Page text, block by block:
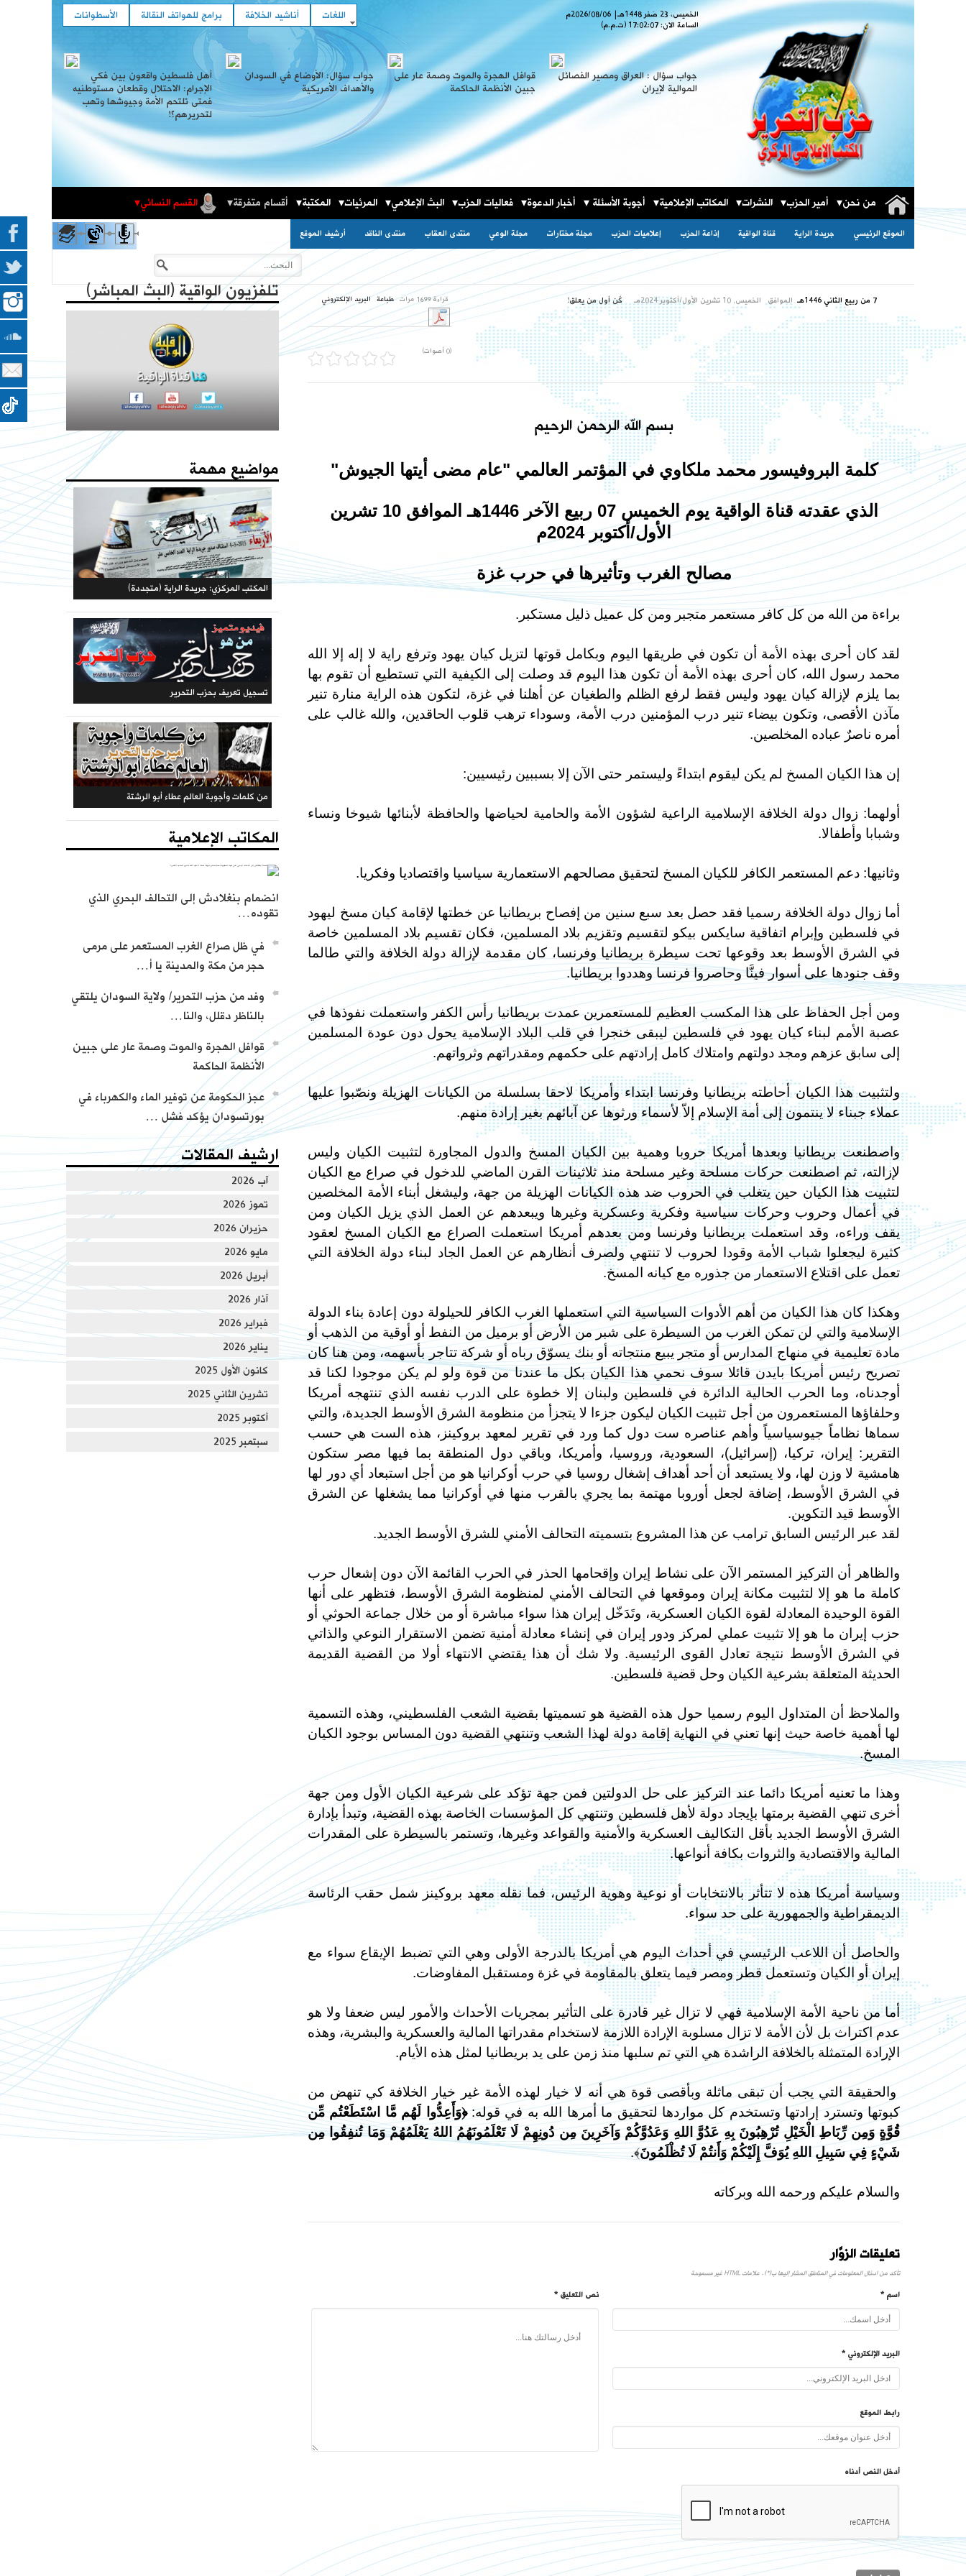
الخميس، 23 صَفر 1448 هـ 2026/08/06م
الساعة الان:17:02:09 (ت.م.م)
الأسطوانات برامج للهواتف النقالة أناشيد الخلافة اللغات
جواب سؤال : العراق ومصير الفصائل
الموالية لإيران
قوافل الهجرة والموت وصمة عار على
جبين الأنظمة الحاكمة
جواب سؤال: الأوضاع في السودان
والأهداف الأمريكية
أهل فلسطين واقعون بين فكي
الإجرام: الاحتلال وقطعان مستوطنيه
فمتى تلتحم الأمة وجيوشها وتهب
لتحريرهم؟!
من نحن أمير الحزب النشرات المكاتب الإعلامية أجوبة الأسئلة أخبار الدعوة فعاليات الحزب البث الإعلامي المرئيات المكتبة أقسام متفرقة القسم النسائي
الموقع الرئيسي جريدة الراية قناة الواقية إذاعة الحزب إعلاميات الحزب مجلة مختارات مجلة الوعي منتدى العقاب منتدى الناقد أرشيف الموقع
7 من ربيع الثاني 1446هـ الموافق الخميس, 10 تشرين الأول/أكتوبر 2024مـ كٌن أول من يعلق! قراءة 1699 مرات طباعة البريد الإلكتروني
(0 أصوات)
بسم الله الرحمن الرحيم
كلمة البروفيسور محمد ملكاوي في المؤتمر العالمي "عام مضى أيتها الجيوش"
الذي عقدته قناة الواقية يوم الخميس 07 ربيع الآخر 1446هـ الموافق 10 تشرين
الأول/أكتوبر 2024م
مصالح الغرب وتأثيرها في حرب غزة
براءة من الله من كل كافر مستعمر متجبر ومن كل عميل ذليل مستكبر.
لقد كان أحرى بهذه الأمة أن تكون في طريقها اليوم وبكامل قوتها لتزيل كيان يهود وترفع راية لا إله إلا الله
محمد رسول الله، كان أحرى بهذه الأمة أن تكون هذا اليوم قد وصلت إلى الكيفية التي تستطيع أن تقوم بها
بما يلزم لإزالة كيان يهود وليس فقط لرفع الظلم والطغيان عن أهلنا في غزة، لتكون هذه الراية منارة تنير
مآذن الأقصى، وتكون بيضاء تنير درب المؤمنين درب الأمة، وسوداء ترهب قلوب الحاقدين، والله غالب على
أمره ناصرٌ عباده المخلصين.
إن هذا الكيان المسخ لم يكن ليقوم ابتداءً وليستمر حتى الآن إلا بسببين رئيسيين:
أولهما: زوال دولة الخلافة الإسلامية الراعية لشؤون الأمة والحامية لحياضها والحافظة لأبنائها شيوخا ونساء
وشبابا وأطفالا.
وثانيها: دعم المستعمر الكافر للكيان المسخ لتحقيق مصالحهم الاستعمارية سياسيا واقتصاديا وفكريا.
أما زوال دولة الخلافة رسميا فقد حصل بعد سبع سنين من إفصاح بريطانيا عن خطتها لإقامة كيان مسخ ليهود
في فلسطين وإبرام اتفاقية سايكس بيكو لتقسيم وتقزيم بلاد المسلمين، فكان تقسيم بلاد المسلمين خاصة
في الشرق الأوسط بعد وقوعها تحت سيطرة بريطانيا وفرنسا، كان مقدمة لإزالة دولة الخلافة والتي طالما
وقف جنودها على أسوار فينَّا وحاصروا فرنسا وهددوا بريطانيا.
ومن أجل الحفاظ على هذا المكسب العظيم للمستعمرين عمدت بريطانيا رأس الكفر واستعملت نفوذها في
عصبة الأمم لبناء كيان يهود في فلسطين ليبقى خنجرا في قلب البلاد الإسلامية يحول دون عودة المسلمين
إلى سابق عزهم ومجد دولتهم وامتلاك كامل إرادتهم على حكمهم ومقدراتهم وثرواتهم.
ولتثبيت هذا الكيان أحاطته بريطانيا وفرنسا ابتداء وأمريكا لاحقا بسلسلة من الكيانات الهزيلة ونصّبوا عليها
عملاء جبناء لا ينتمون إلى أمة الإسلام إلاّ لأسماء ورثوها عن آبائهم بغير إرادة منهم.
واصطنعت بريطانيا وبعدها أمريكا حروبا وهمية بين الكيان المسخ والدول المجاورة لتثبيت الكيان وليس
لإزالته، ثم اصطنعت حركات مسلحة وغير مسلحة منذ ثلاثينات القرن الماضي للدخول في صراع مع الكيان
لتثبيت هذا الكيان حين يتغلب في الحروب ضد هذه الكيانات الهزيلة من جهة، وليشغل أبناء الأمة المخلصين
في أعمال وحروب وحركات سياسية وفكرية وعسكرية وغيرها ويبعدهم عن العمل الذي يزيل الكيان ومن
يقف وراءه، وقد استعملت بريطانيا وفرنسا ومن بعدهم أمريكا استعملت الصراع مع الكيان المسخ لعقود
كثيرة ليجعلوا شباب الأمة وقودا لحروب لا تنتهي ولصرف أنظارهم عن العمل الجاد لبناء دولة الخلافة التي
تعمل على اقتلاع الاستعمار من جذوره مع كيانه المسخ.
وهكذا كان هذا الكيان من أهم الأدوات السياسية التي استعملها الغرب الكافر للحيلولة دون إعادة بناء الدولة
الإسلامية والتي لن تمكن الغرب من السيطرة على شبر من الأرض أو برميل من النفط أو أوقية من الذهب أو
مادة تعليمية في منهاج المدارس أو متجر يبيع منتجاته أو بنك يسوّق رباه أو شركة تتاجر بأسهمه، ومن هنا كان
تصريح رئيس أمريكا بايدن قائلا سوف نحمي هذا الكيان بكل ما عندنا من قوة ولو لم يكن موجودا لكنا قد
أوجدناه، وما الحرب الحالية الدائرة في فلسطين ولبنان إلا خطوة على الدرب نفسه الذي تنتهجه أمريكا
وحلفاؤها المستعمرون من أجل تثبيت الكيان ليكون جزءا لا يتجزأ من منظومة الشرق الأوسط الجديدة، والتي
سماها نظاماً جيوسياسياً وأهم عناصره ست دول كما ورد في تقرير لمعهد بروكينز، هذه الست هي حسب
التقرير: إيران، تركيا، (إسرائيل)، السعودية، وروسيا، وأمريكا، وباقي دول المنطقة بما فيها مصر ستكون
هامشية لا وزن لها، ولا يستبعد أن أحد أهداف إشغال روسيا في حرب أوكرانيا هو من أجل استبعاد أي دور لها
في الشرق الأوسط، إضافة لجعل أوروبا مهتمة بما يجري بالقرب منها في أوكرانيا مما يشغلها عن الشرق
الأوسط قيد التكوين.
لقد عبر الرئيس السابق ترامب عن هذا المشروع بتسميته التحالف الأمني للشرق الأوسط الجديد.
والظاهر أن التركيز المستمر الآن على نشاط إيران وإقحامها الحذر في الحرب القائمة الآن دون إشعال حرب
كاملة ما هو إلا لتثبيت مكانة إيران وموقعها في التحالف الأمني لمنظومة الشرق الأوسط، فتظهر على أنها
القوة الوحيدة المعادلة لقوة الكيان العسكرية، وتَدَخّل إيران هذا سواء مباشرة أو من خلال جماعة الحوثي أو
حزب إيران ما هو إلا تثبيت عملي لمركز ودور إيران في إنشاء معادلة أمنية تضمن الاستقرار النوعي والذاتي
في الشرق الأوسط نتيجة تعادل القوى الرئيسية. ولا شك أن هذا يقتضي الانتهاء أولا من القضية القديمة
الحديثة المتعلقة بشرعية الكيان وحل قضية فلسطين.
والملاحظ أن المتداول اليوم رسميا حول هذه القضية هو تسميتها بقضية الشعب الفلسطيني، وهذه التسمية
لها أهمية خاصة حيث إنها تعني في النهاية إقامة دولة لهذا الشعب وتنتهي القضية دون المساس بوجود الكيان
المسخ.
وهذا ما تعنيه أمريكا دائما عند التركيز على حل الدولتين فمن جهة تؤكد على شرعية الكيان الأول ومن جهة
أخرى تنهي القضية برمتها بإيجاد دولة لأهل فلسطين وتنتهي كل المؤسسات الخاصة بهذه القضية، وتبدأ بإدارة
الشرق الأوسط الجديد بأقل التكاليف العسكرية والأمنية والقواعد وغيرها، وتستمر بالسيطرة على المقدرات
المالية والاقتصادية والثروات بكافة أنواعها.
وسياسة أمريكا هذه لا تتأثر بالانتخابات أو نوعية وهوية الرئيس، فما نقله معهد بروكينز شمل حقب الرئاسة
الديمقراطية والجمهورية على حد سواء.
والحاصل أن اللاعب الرئيسي في أحداث اليوم هي أمريكا بالدرجة الأولى وهي التي تضبط الإيقاع سواء مع
إيران أو الكيان وتستعمل قطر ومصر فيما يتعلق بالمقاومة في غزة ومستقبل المفاوضات.
أما من ناحية الأمة الإسلامية فهي لا تزال غير قادرة على التأثير بمجريات الأحداث والأمور ليس ضعفا ولا هو
عدم اكتراث بل لأن الأمة لا تزال مسلوبة الإرادة اللازمة لاستخدام مقدراتها المالية والعسكرية والبشرية، وهذه
الإرادة المتمثلة بالخلافة الراشدة هي التي تم سلبها منذ زمن على يد بريطانيا لمثل هذه الأيام.
والحقيقة التي يجب أن تبقى ماثلة وبأقصى قوة هي أنه لا خيار لهذه الأمة غير خيار الخلافة كي تنهض من
كبوتها وتسترد إرادتها وتستخدم كل مواردها لتحقيق ما أمرها الله به في قوله:﴿وَأَعِدُّوا لَهُم مَّا اسْتَطَعْتُم مِّن
قُوَّةٍ وَمِن رِّبَاطِ الْخَيْلِ تُرْهِبُونَ بِهِ عَدُوَّ اللهِ وَعَدُوَّكُمْ وَآخَرِينَ مِن دُونِهِمْ لَا تَعْلَمُونَهُمُ اللهُ يَعْلَمُهُمْ وَمَا تُنفِقُوا مِن
شَيْءٍ فِي سَبِيلِ اللهِ يُوَفَّ إِلَيْكُمْ وَأَنتُمْ لَا تُظْلَمُونَ﴾.
والسلام عليكم ورحمه الله وبركاته
تعليقات الزوَّار
تأكد من ادخال المعلومات في المناطق المشار إليها ب(*) . علامات HTML غير مسموحة
اسم *
البريد الإلكتروني *
رابط الموقع
أدخل النص أدناه
نص التعليق *
تلفزيون الواقية (البث المباشر)
مواضيع مهمة
المكتب المركزي: جريدة الراية (متجددة)
من كلمات وأجوبة العالم عطاء أبو الرشتة
فهارس مجلة الوعي
حملات الحزب
المكتبة الحزبية
المكتبة الثقافية
يا جيوش المسلمين المسجد الأقصى والأرض المباركة
فعاليات حزب التحرير العالمية في الذكرى المئوية لهدم
كتاب - فعاليات الذكرى المئوية لهدم الخلافة 1442هـ
المكاتب الإعلامية
انضمام بنغلادش إلى التحالف البحري الذي
تقوده…
في ظل صراع الغرب المستعمر على مرمى
حجر من مكة والمدينة يا أ…
وفد من حزب التحرير/ ولاية السودان يلتقي
بالناظر دقلل، والنا…
قوافل الهجرة والموت وصمة عار على جبين
الأنظمة الحاكمة
عجز الحكومة عن توفير الماء والكهرباء في
بورتسودان يؤكد فشل …
ارشيف المقالات
آب 2026
تموز 2026
حزيران 2026
مايو 2026
أبريل 2026
آذار 2026
فبراير 2026
يناير 2026
كانون الأول 2025
تشرين الثاني 2025
أكتوبر 2025
سبتمبر 2025